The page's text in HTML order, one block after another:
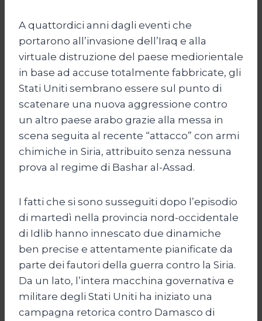
A quattordici anni dagli eventi che
portarono all’invasione dell’Iraq e alla
virtuale distruzione del paese mediorientale
in base ad accuse totalmente fabbricate, gli
Stati Uniti sembrano essere sul punto di
scatenare una nuova aggressione contro
un altro paese arabo grazie alla messa in
scena seguita al recente “attacco” con armi
chimiche in Siria, attribuito senza nessuna
prova al regime di Bashar al-Assad.
I fatti che si sono susseguiti dopo l’episodio
di martedì nella provincia nord-occidentale
di Idlib hanno innescato due dinamiche
ben precise e attentamente pianificate da
parte dei fautori della guerra contro la Siria.
Da un lato, l’intera macchina governativa e
militare degli Stati Uniti ha iniziato una
campagna retorica contro Damasco di